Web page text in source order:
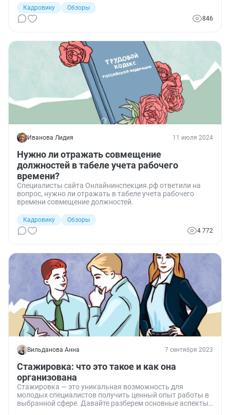
Кадровику
Обзоры
846
Иванова Лидия 11 июля 2024
Нужно ли отражать совмещение
должностей в табеле учета рабочего
времени?
Специалисты сайта Онлайнинспекция.рф ответили на
вопрос, нужно ли отражать в табеле учета рабочего
времени совмещение должностей.
Кадровику
Обзоры
4 772
Вильданова Анна 7 сентября 2023
Стажировка: что это такое и как она
организована
Стажировка — это уникальная возможность для
молодых специалистов получить ценный опыт работы в
выбранной сфере. Давайте разберем основные аспекты